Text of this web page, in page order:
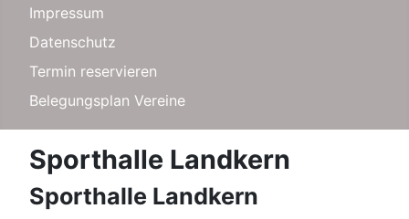
Impressum
Datenschutz
Termin reservieren
Belegungsplan Vereine
Sporthalle Landkern
Sporthalle Landkern